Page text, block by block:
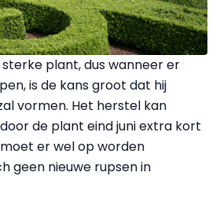
sterke plant, dus wanneer er
is de kans groot dat hij
vormen. Het herstel kan
de plant eind juni extra kort
er wel op worden
geen nieuwe rupsen in